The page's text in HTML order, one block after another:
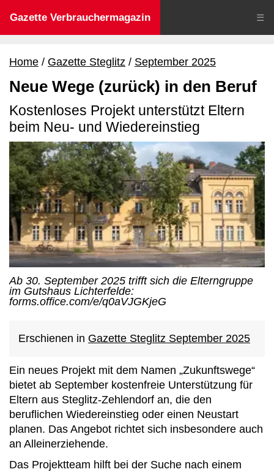
Gazette Verbrauchermagazin ☰
Home Gazette Steglitz September 2025
Neue Wege (zurück) in den Beruf
Kostenloses Projekt unterstützt Eltern
beim Neu- und Wiedereinstieg
Ab 30. September 2025 trifft sich die Elterngruppe
im Gutshaus Lichterfelde:
forms.office.com/e/q0aVJGKjeG
Erschienen in Gazette Steglitz September 2025
Ein neues Projekt mit dem Namen „Zukunftswege“
bietet ab September kostenfreie Unterstützung für
Eltern aus Steglitz-Zehlendorf an, die den
beruflichen Wiedereinstieg oder einen Neustart
planen. Das Angebot richtet sich insbesondere auch
an Alleinerziehende.
Das Projektteam hilft bei der Suche nach einem